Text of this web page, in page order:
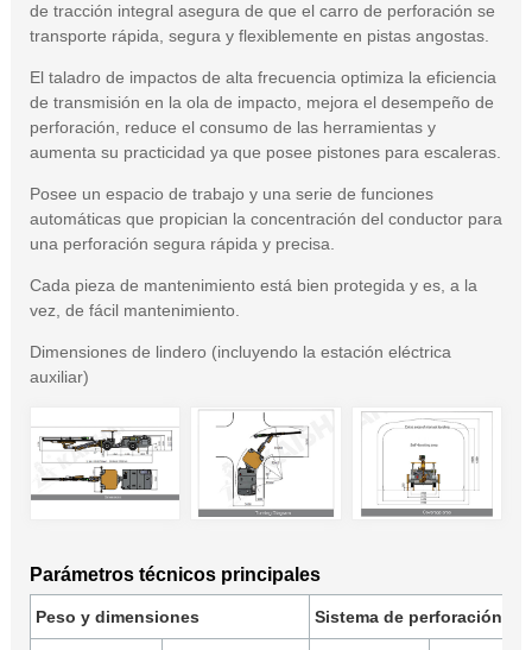
de tracción integral asegura de que el carro de perforación se
transporte rápida, segura y flexiblemente en pistas angostas.
El taladro de impactos de alta frecuencia optimiza la eficiencia
de transmisión en la ola de impacto, mejora el desempeño de
perforación, reduce el consumo de las herramientas y
aumenta su practicidad ya que posee pistones para escaleras.
Posee un espacio de trabajo y una serie de funciones
automáticas que propician la concentración del conductor para
una perforación segura rápida y precisa.
Cada pieza de mantenimiento está bien protegida y es, a la
vez, de fácil mantenimiento.
Dimensiones de lindero (incluyendo la estación eléctrica
auxiliar)
Parámetros técnicos principales
Peso y dimensiones Sistema de perforación